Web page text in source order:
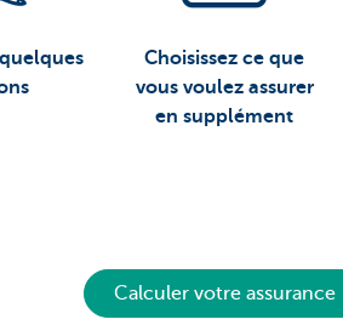
Choisissez ce que
vous voulez assurer
en supplément
Calculer votre assurance